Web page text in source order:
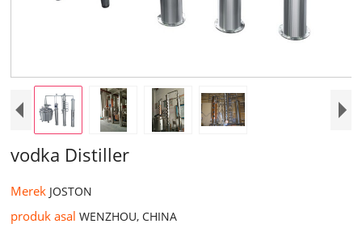
vodka Distiller
Merek JOSTON
produk asalWENZHOU, CHINA